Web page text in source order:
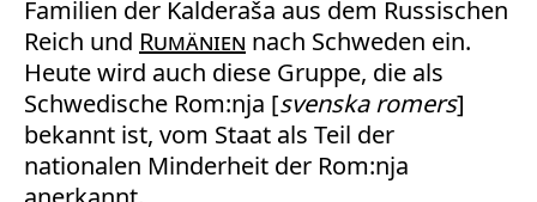
Familien der Kalderaša aus dem Russischen
Reich und Rumänien nach Schweden ein.
Heute wird auch diese Gruppe, die als
Schwedische Rom:nja [svenska romers]
bekannt ist, vom Staat als Teil der
nationalen Minderheit der Rom:nja